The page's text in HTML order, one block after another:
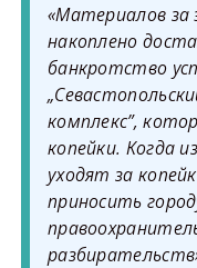
«Материалов за
накоплено
банкротство
комплекс”,
копейки. Когда
уходят за
приносить